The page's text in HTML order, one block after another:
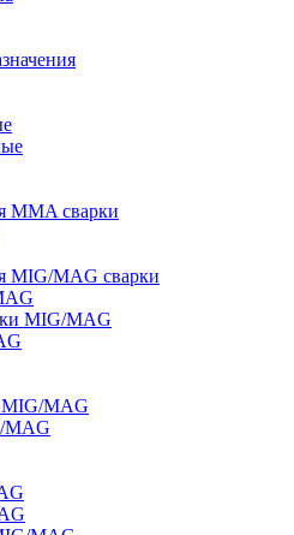
MMA сварки
MIG/MAG сварки
MIG/MAG
MIG/MAG
MAG